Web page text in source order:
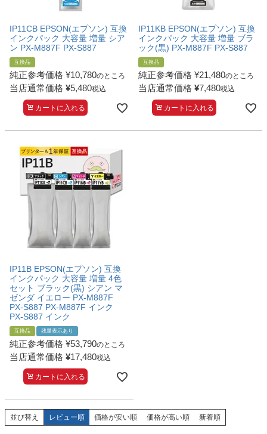
IP11CB EPSON(エプソン) 互換
インクパック 大容量 増量 シア
ン PX-M887F PX-S887
互換品
純正参考価格 ¥10,780のところ
当店通常価格 ¥5,480税込
カートに入れる
IP11KB EPSON(エプソン) 互換
インクパック 大容量 増量 ブラ
ック(黒) PX-M887F PX-S887
互換品
純正参考価格 ¥21,480のところ
当店通常価格 ¥7,480税込
カートに入れる
IP11B EPSON(エプソン) 互換
インクパック 大容量 増量 4色
セット ブラック(黒) シアン マ
ゼンダ イエロー PX-M887F
PX-S887 PX-M887F インク
PX-S887 インク
互換品 残量表示あり
純正参考価格 ¥53,790のところ
当店通常価格 ¥17,480税込
カートに入れる
並び替え レビュー順 価格が安い順 価格が高い順 新着順